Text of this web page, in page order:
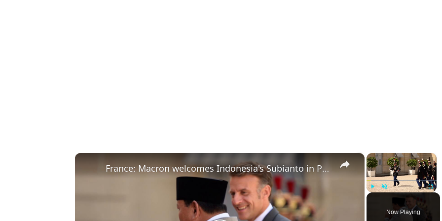
×
Unmute
Now Playing
×
France: Macron welcomes Indonesia's Subianto in Paris.